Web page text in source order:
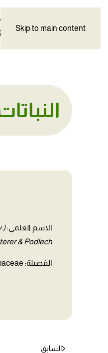
Skip to main content
الاسم العلمي:
& Podlech
الفصيلة: Apiaceae
السابق